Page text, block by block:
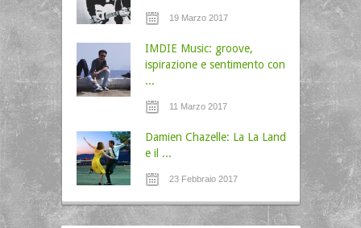
19 Marzo 2017
IMDIE Music: groove,
ispirazione e sentimento con
...
11 Marzo 2017
Damien Chazelle: La La Land
e il ...
23 Febbraio 2017